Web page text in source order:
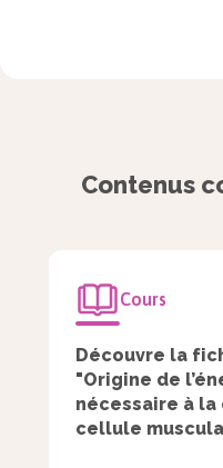
Deux molécules
molécules
inorganique).
Cette réaction
réduction des
Contenus
Cours
Découvre la
"Origine de
nécessaire à
cellule